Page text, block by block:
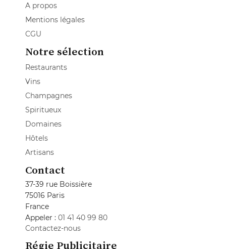
A propos
Mentions légales
CGU
Notre sélection
Restaurants
Vins
Champagnes
Spiritueux
Domaines
Hôtels
Artisans
Contact
37-39 rue Boissière
75016 Paris
France
Appeler : 01 41 40 99 80
Contactez-nous
Régie Publicitaire